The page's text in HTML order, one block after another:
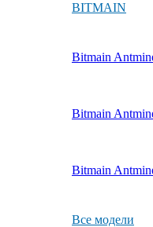
BITMAIN
Bitmain
Bitmain
Bitmain
Все модели